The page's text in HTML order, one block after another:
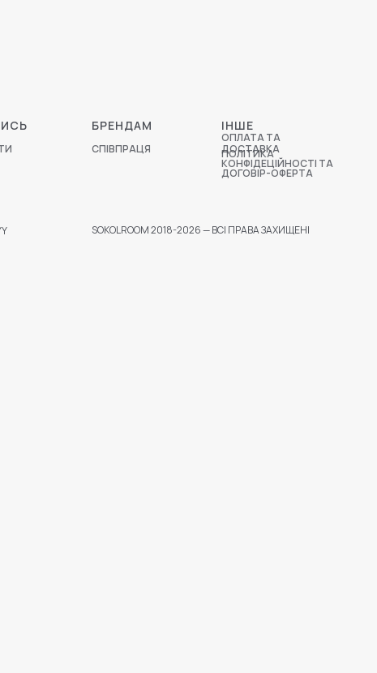
СПІВПРАЦЯ
БРЕНДАМ
ОПЛАТА ТА
ДОСТАВКА
ПОЛІТИКА
КОНФІДЕЦІЙНОСТІ ТА
ДОГОВІР-ОФЕРТА
ІНШЕ
SOKOLROOM 2018-2026 — ВСІ ПРАВА ЗАХИЩЕНІ